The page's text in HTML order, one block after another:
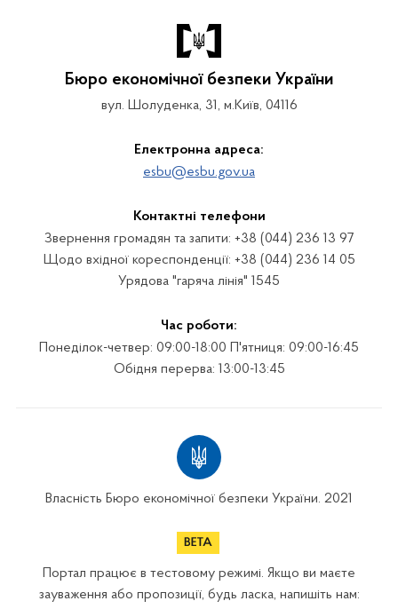
Бюро економічної безпеки України
вул. Шолуденка, 31, м.Київ, 04116
Електронна адреса:
esbu@esbu.gov.ua
Контактні телефони
Звернення громадян та запити: +38 (044) 236 13 97
Щодо вхідної кореспонденції: +38 (044) 236 14 05
Урядова "гаряча лінія" 1545
Час роботи:
Понеділок-четвер: 09:00-18:00 П'ятниця: 09:00-16:45
Обідня перерва: 13:00-13:45
Власність Бюро економічної безпеки України. 2021
Портал працює в тестовому режимі. Якщо ви маєте
зауваження або пропозиції, будь ласка, напишіть нам: